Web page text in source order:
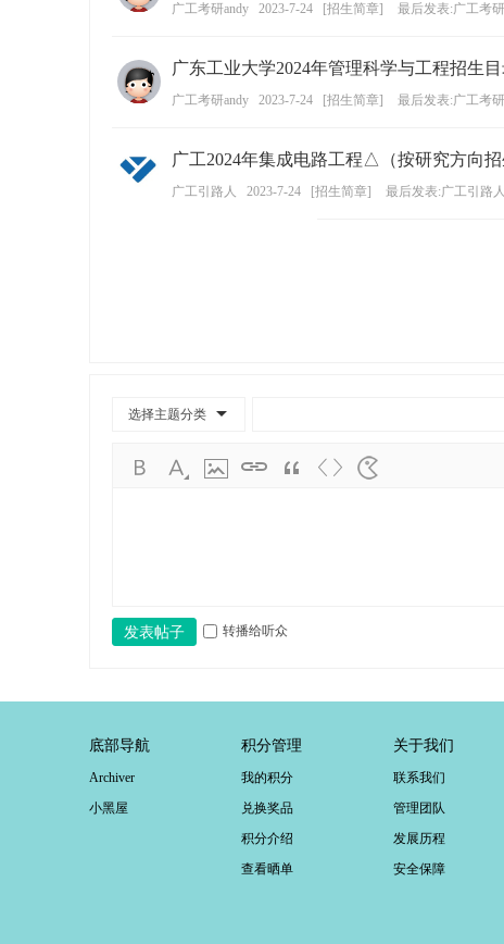
广工考研andy 2023-7-24 [招生简章] 最后发表:广工考
广东工业大学2024年管理科学与工程招生
广工考研andy 2023-7-24 [招生简章] 最后发表:广工考
广工2024年集成电路工程△（按研究方向
广工引路人 2023-7-24 [招生简章] 最后发表:广工引路人
选择主题分类
发表帖子 转播给听众
底部导航
Archiver
小黑屋
积分管理
我的积分
兑换奖品
积分介绍
查看晒单
关于我们
联系我们
管理团队
发展历程
安全保障